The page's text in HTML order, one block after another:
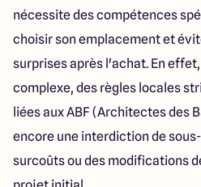
nécessite des compétences
choisir son emplacement et
surprises après l'achat. En
complexe, des règles locales
liées aux ABF (Architectes des
encore une interdiction de
surcoûts ou des modifications